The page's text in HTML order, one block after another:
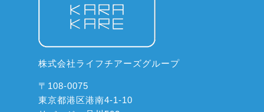
株式会社ライフチアーズグループ
〒108-0075
東京都港区港南4-1-10